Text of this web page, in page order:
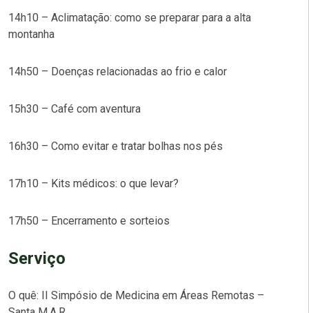
14h10 – Aclimatação: como se preparar para a alta
montanha
14h50 – Doenças relacionadas ao frio e calor
15h30 – Café com aventura
16h30 – Como evitar e tratar bolhas nos pés
17h10 – Kits médicos: o que levar?
17h50 – Encerramento e sorteios
Serviço
O quê: II Simpósio de Medicina em Áreas Remotas –